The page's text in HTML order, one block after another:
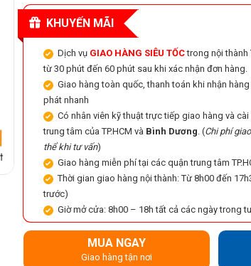
KHUYẾN MÃI
Dịch vụ GIAO HÀNG SIÊU TỐCtrong nội thành
từ 30 phút đến 60 phút sau khi xác nhận đơn hàng.
Giao hàng toàn quốc, thanh toán khi nhận
phát nhanh
Có nhân viên kỹ thuật trực tiếp giao hàng và
trung tâm của TP.HCM và Bình Dương. (Chi phí
thể khi tư vấn)
Giao hàng miễn phí tại các quận trung tâm
Thời gian giao hàng nội thành: Từ 8h00 đến
trước)
Giờ mở cửa: 8h00 – 18h tất cả các ngày trong
MUA NGAY
Giao hàng tận nơi